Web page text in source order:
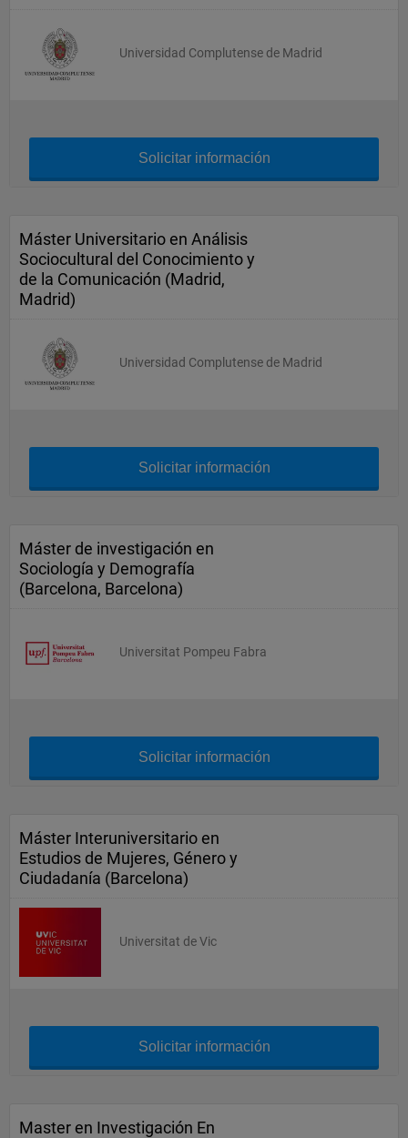
Universidad Complutense de Madrid
Solicitar información
Máster Universitario en Análisis
Sociocultural del Conocimiento y
de la Comunicación (Madrid,
Madrid)
Universidad Complutense de Madrid
Solicitar información
Máster de investigación en
Sociología y Demografía
(Barcelona, Barcelona)
Universitat Pompeu Fabra
Solicitar información
Máster Interuniversitario en
Estudios de Mujeres, Género y
Ciudadanía (Barcelona)
Universitat de Vic
Solicitar información
Master en Investigación En